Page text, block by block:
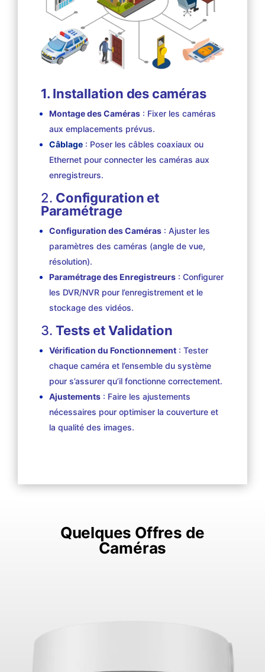
1. Installation des caméras
Montage des Caméras: Fixer les caméras
aux emplacements prévus.
Câblage: Poser les câbles coaxiaux ou
Ethernet pour connecter les caméras aux
enregistreurs.
2. Configuration et
Paramétrage
Configuration des Caméras: Ajuster les
paramètres des caméras (angle de vue,
résolution).
Paramétrage des Enregistreurs: Configurer
les DVR/NVR pour l’enregistrement et le
stockage des vidéos.
3.Tests et Validation
Vérification du Fonctionnement: Tester
chaque caméra et l’ensemble du système
pour s’assurer qu’il fonctionne correctement.
Ajustements: Faire les ajustements
nécessaires pour optimiser la couverture et
la qualité des images.
Quelques Offres de
Caméras